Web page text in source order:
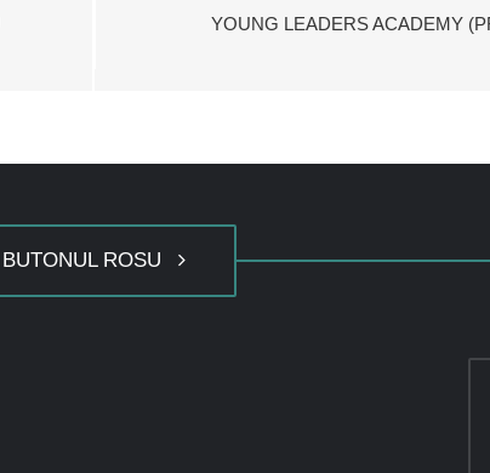
YOUNG LEADERS ACADEMY
BUTONUL ROSU